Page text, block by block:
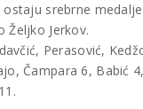
ostaju srebrne
Željko Jerkov.
Perasović,
Čampara 6, Babić